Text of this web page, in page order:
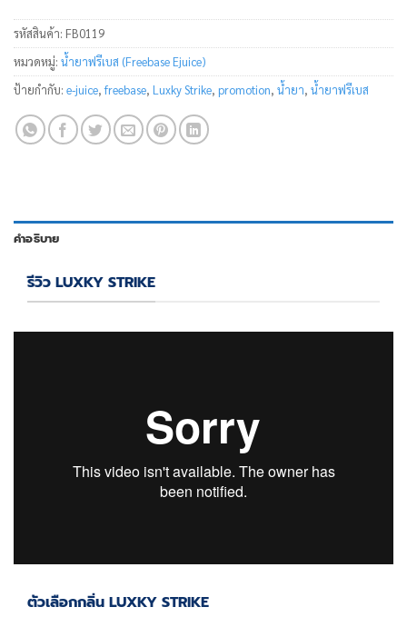
รหัสสินค้า: FB0119
หมวดหมู่: น้ำยาฟรีเบส (Freebase Ejuice)
ป้ายกำกับ: e-juice,freebase, Luxky Strike, promotion, น้ำยา, น้ำยาฟรีเบส
คำอธิบาย
รีวิว LUXKY STRIKE
ตัวเลือกกลิ่น LUXKY STRIKE